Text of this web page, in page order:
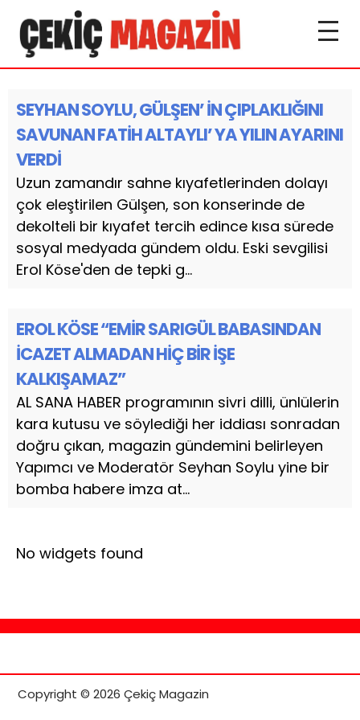
SEYHAN SOYLU, GÜLŞEN’ İN ÇIPLAKLIĞINI
SAVUNAN FATİH ALTAYLI’ YA YILIN AYARINI
VERDİ
Uzun zamandır sahne kıyafetlerinden dolayı
çok eleştirilen Gülşen, son konserinde de
dekolteli bir kıyafet tercih edince kısa sürede
sosyal medyada gündem oldu. Eski sevgilisi
Erol Köse'den de tepki g...
EROL KÖSE “EMİR SARIGÜL BABASINDAN
İCAZET ALMADAN HİÇ BİR İŞE
KALKIŞAMAZ”
AL SANA HABER programının sivri dilli, ünlülerin
kara kutusu ve söylediği her iddiası sonradan
doğru çıkan, magazin gündemini belirleyen
Yapımcı ve Moderatör Seyhan Soylu yine bir
bomba habere imza at...
No widgets found
Copyright © 2026 Çekiç Magazin